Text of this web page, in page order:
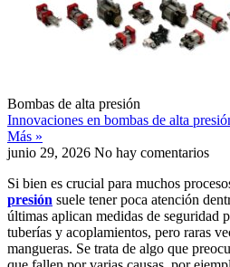
Bombas de alta presión
Innovaciones en bombas de alta
Más »
junio 29, 2026 No hay comentarios
Si bien es crucial para muchos
presión suele tener poca atención
últimas aplican medidas de seguridad
tuberías y acoplamientos, pero raras
mangueras. Se trata de algo que